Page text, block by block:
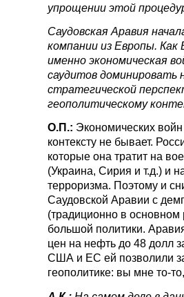
упрощении этой
Саудовская Аравия
компании из Европы.
именно экономическая
саудитов доминировать
стратегической
геополитическому
О.П.: Экономических войн
контексту не бывает.
которые она тратит на
(Украина, Сирия и т.д.) и
терроризма. Поэтому и
Саудовской Аравии с
(традиционно в основном
большой политики.
цен на нефть до 48 долл
США и ЕС ей позволили
геополитике: вы мне то-